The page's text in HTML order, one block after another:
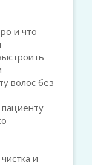
и что
волос без
и